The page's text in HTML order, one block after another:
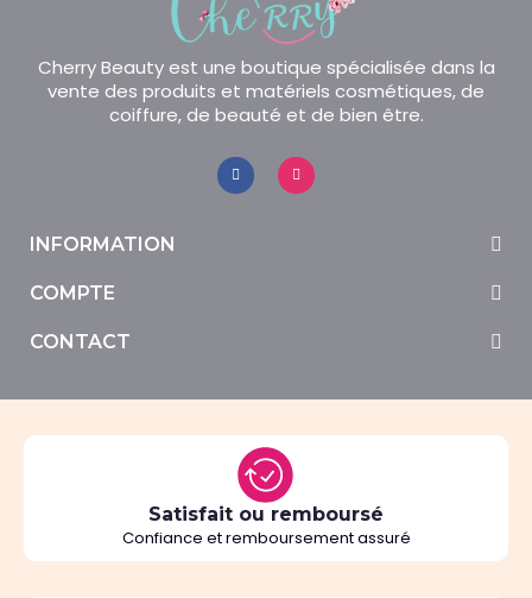
Cherry Beauty est une boutique spécialisée dans la
vente des produits et matériels cosmétiques, de
coiffure, de beauté et de bien être.
INFORMATION
COMPTE
CONTACT
Satisfait ou remboursé
Confiance et remboursement assuré